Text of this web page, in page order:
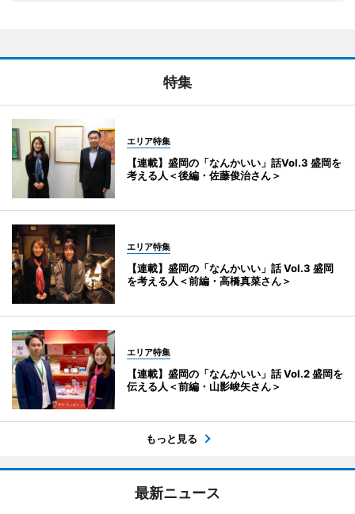
特集
エリア特集
【連載】盛岡の「なんかいい」話Vol.3 盛岡を
考える人＜後編・佐藤俊治さん＞
エリア特集
【連載】盛岡の「なんかいい」話 Vol.3 盛岡
を考える人＜前編・高橋真菜さん＞
エリア特集
【連載】盛岡の「なんかいい」話 Vol.2 盛岡を
伝える人＜前編・山影峻矢さん＞
もっと見る
最新ニュース